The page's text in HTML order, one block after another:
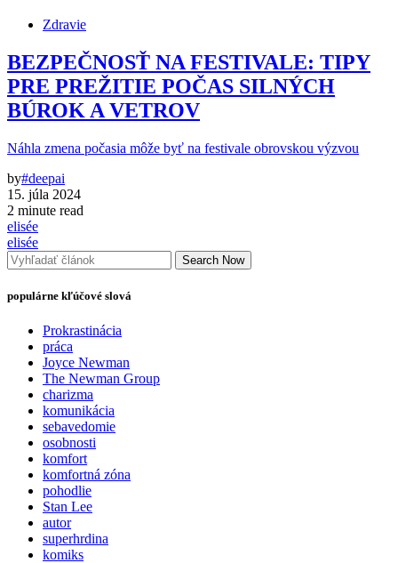
Zdravie
BEZPEČNOSŤ NA FESTIVALE: TIPY
PRE PREŽITIE POČAS SILNÝCH
BÚROK A VETROV
Náhla zmena počasia môže byť na festivale obrovskou výzvou
by#deepai
15. júla 2024
2 minute read
elisée
elisée
Search Now
populárne kľúčové slová
Prokrastinácia
práca
Joyce Newman
The Newman Group
charizma
komunikácia
sebavedomie
osobnosti
komfort
komfortná zóna
pohodlie
Stan Lee
autor
superhrdina
komiks